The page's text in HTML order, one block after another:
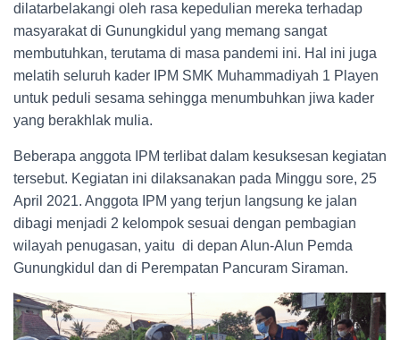
dilatarbelakangi oleh rasa kepedulian mereka terhadap
masyarakat di Gunungkidul yang memang sangat
membutuhkan, terutama di masa pandemi ini. Hal ini juga
melatih seluruh kader IPM SMK Muhammadiyah 1 Playen
untuk peduli sesama sehingga menumbuhkan jiwa kader
yang berakhlak mulia.
Beberapa anggota IPM terlibat dalam kesuksesan kegiatan
tersebut. Kegiatan ini dilaksanakan pada Minggu sore, 25
April 2021. Anggota IPM yang terjun langsung ke jalan
dibagi menjadi 2 kelompok sesuai dengan pembagian
wilayah penugasan, yaitu di depan Alun-Alun Pemda
Gunungkidul dan di Perempatan Pancuram Siraman.